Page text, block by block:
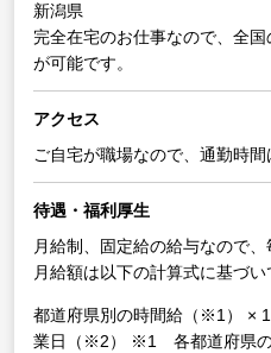
新潟県
完全在宅のお仕事なので、全
が可能です。
アクセス
ご自宅が職場なので、通勤時間
待遇・福利厚生
月給制、固定給の給与なので
月給額は以下の計算式に基づい
都道府県別の時間給（※1） ×
業日（※2）
※1 各都道府県の